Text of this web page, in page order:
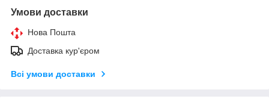
Умови доставки
Нова Пошта
Доставка кур'єром
Всі умови доставки